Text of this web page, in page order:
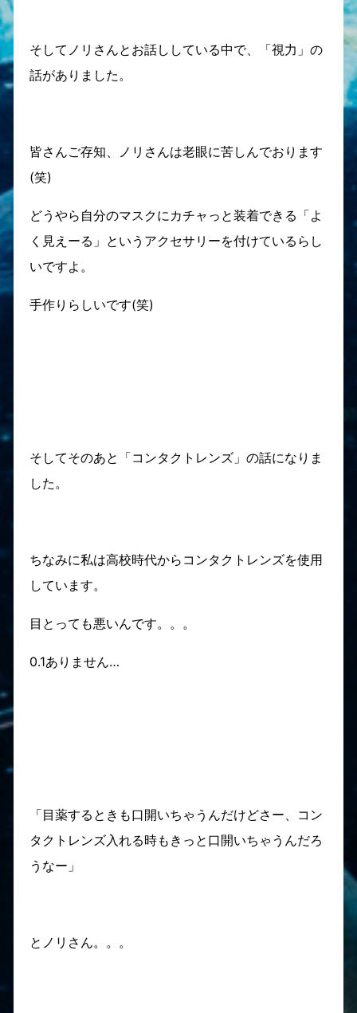
そしてノリさんとお話ししている中で、「視力」の
話がありました。
皆さんご存知、ノリさんは老眼に苦しんでおります
(笑)
どうやら自分のマスクにカチャっと装着できる「よ
く見えーる」というアクセサリーを付けているらし
いですよ。
手作りらしいです(笑)
そしてそのあと「コンタクトレンズ」の話になりま
した。
ちなみに私は高校時代からコンタクトレンズを使用
しています。
目とっても悪いんです。。。
0.1ありません…
「目薬するときも口開いちゃうんだけどさー、コン
タクトレンズ入れる時もきっと口開いちゃうんだろ
うなー」
とノリさん。。。